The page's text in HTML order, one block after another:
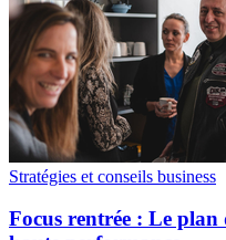
Stratégies et conseils business
Focus rentrée : Le